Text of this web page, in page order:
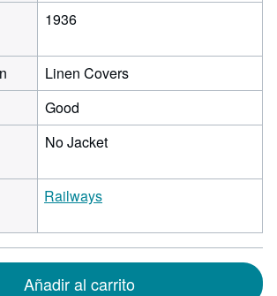
1936
Linen Covers
Good
No Jacket
Railways
Añadir al carrito